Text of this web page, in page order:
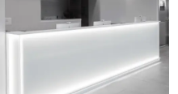
CENTRO
POLICLÍNICO